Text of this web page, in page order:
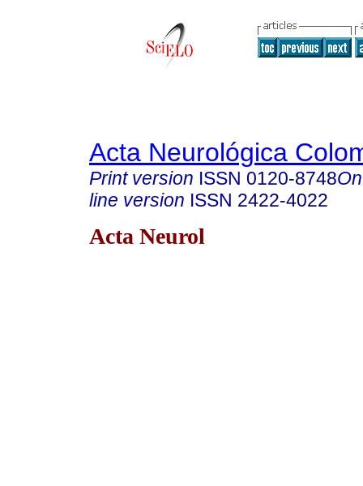
Acta Neurológica
Print version ISSN 0120-8748
line version ISSN 2422-4022
Acta Neurol